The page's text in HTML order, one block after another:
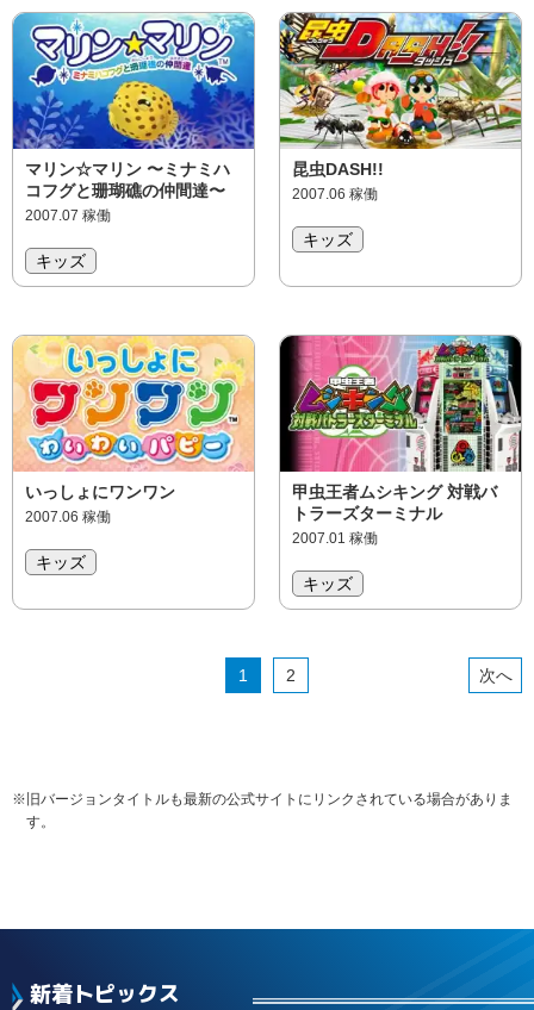
マリン☆マリン 〜ミナミハ
コフグと珊瑚礁の仲間達〜
2007.07 稼働
キッズ
昆虫DASH!!
2007.06 稼働
キッズ
いっしょにワンワン
2007.06 稼働
キッズ
甲虫王者ムシキング 対戦バ
トラーズターミナル
2007.01 稼働
キッズ
1 2
※ 旧バージョンタイトルも最新の公式サイトにリンクされている場合がありま
す。
新着トピックス